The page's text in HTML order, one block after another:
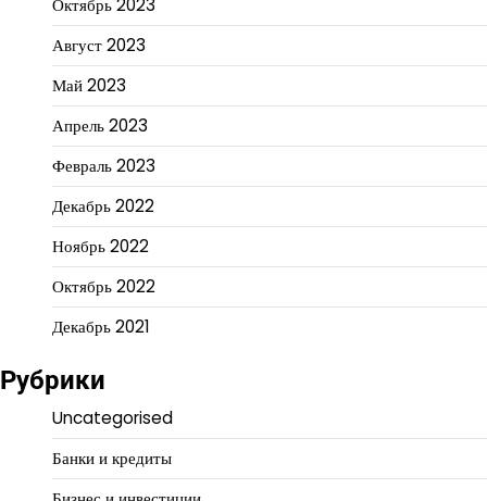
Октябрь 2023
Август 2023
Май 2023
Апрель 2023
Февраль 2023
Декабрь 2022
Ноябрь 2022
Октябрь 2022
Декабрь 2021
Рубрики
Uncategorised
Банки и кредиты